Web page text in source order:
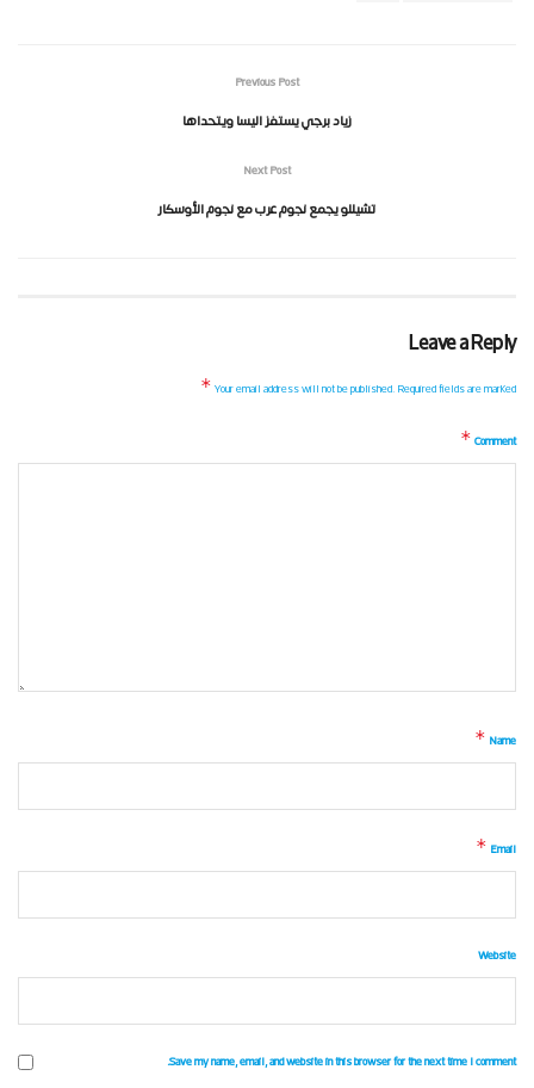
Previous Post
زياد برجي يستفز اليسا ويتحداها
Next Post
تشيللو يجمع نجوم عرب مع نجوم الأوسكار
Leave a Reply
Your email address will not be published.Required fields are marked
*
Comment
*
Name
*
Email
*
Website
Save my name, email, and website in this browser for the next time I comment.